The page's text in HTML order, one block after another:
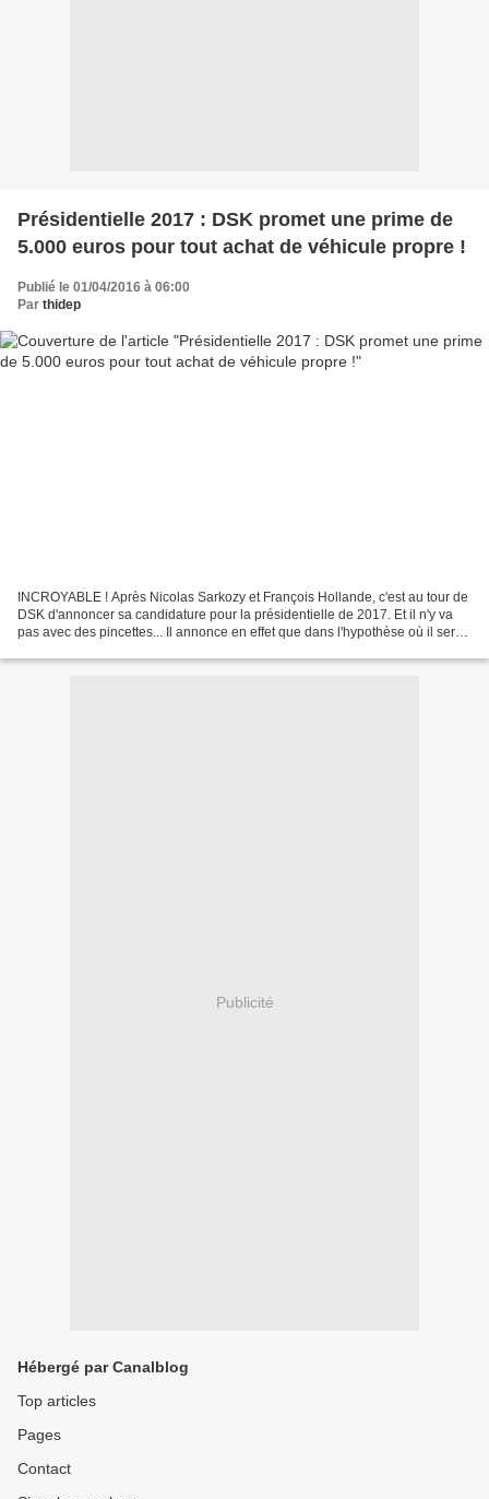
Présidentielle 2017 : DSK promet une prime de
5.000 euros pour tout achat de véhicule propre !
Publié le 01/04/2016 à 06:00
Par thidep
INCROYABLE ! Après Nicolas Sarkozy et François Hollande, c'est au tour de
DSK d'annoncer sa candidature pour la présidentielle de 2017. Et il n'y va
pas avec des pincettes... Il annonce en effet que dans l'hypothèse où il serait
Publicité
Hébergé par Canalblog
Top articles
Pages
Contact